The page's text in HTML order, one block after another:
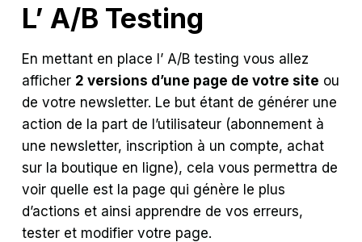
L’ A/B Testing
En mettant en place l’ A/B testing vous allez
afficher 2 versions d’une page de votre site ou
de votre newsletter. Le but étant de générer une
action de la part de l’utilisateur (abonnement à
une newsletter, inscription à un compte, achat
sur la boutique en ligne), cela vous permettra de
voir quelle est la page qui génère le plus
d’actions et ainsi apprendre de vos erreurs,
tester et modifier votre page.